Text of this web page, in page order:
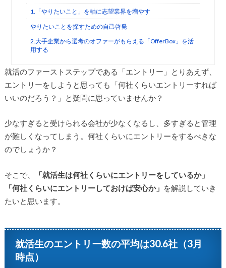
1.「やりたいこと」を軸に志望業界を増やす
やりたいことを探すための自己啓発
2.大手企業から選考のオファーがもらえる「OfferBox」を活
用する
就活のファーストステップである「エントリー」とりあえず、
エントリーをしようと思っても「何社くらいエントリーすれば
いいのだろう？」と疑問に思っていませんか？
少なすぎると受けられる会社が少なくなるし、多すぎると管理
が難しくなってしまう。何社くらいにエントリーをするべきな
のでしょうか？
そこで、
「就活生は何社くらいにエントリーをしているか」
「何社くらいにエントリーしておけば安心か」 を解説していき
たいと思います。
就活生のエントリー数の平均は30.6社（3月
時点）